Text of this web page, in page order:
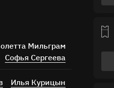
Мильграм
Софья Сергеева
Илья Курицын